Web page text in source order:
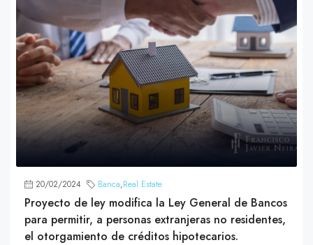
20/02/2024 Banca,Real Estate
Proyecto de ley modifica la Ley General de Bancos
para permitir, a personas extranjeras no residentes,
el otorgamiento de créditos hipotecarios.